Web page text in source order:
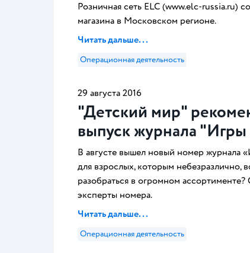
Розничная сеть ELC (www.elc-russia.ru)
магазина в Московском регионе.
Читать дальше...
Операционная деятельность
29 августа 2016
"Детский мир"
выпуск журнала
В августе вышел новый номер журнала
для взрослых, которым небезразлично,
разобраться в огромном
эксперты номера.
Читать дальше...
Операционная деятельность